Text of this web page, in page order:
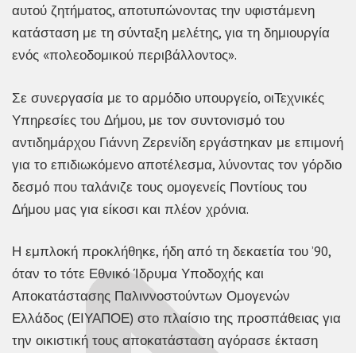
αυτού ζητήματος, αποτυπώνοντας την υφιστάμενη
κατάσταση με τη σύνταξη μελέτης, για τη δημιουργία
ενός «πολεοδομικού περιβάλλοντος».
Σε συνεργασία με το αρμόδιο υπουργείο, οιΤεχνικές
Υπηρεσίες του Δήμου, με τον συντονισμό του
αντιδημάρχου Γιάννη Ζερενίδη εργάστηκαν με επιμονή
για το επιδιωκόμενο αποτέλεσμα, λύνοντας τον γόρδιο
δεσμό που ταλάνιζε τους ομογενείς Ποντίους του
Δήμου μας για είκοσι και πλέον χρόνια.
Η εμπλοκή προκλήθηκε, ήδη από τη δεκαετία του ’90,
όταν το τότε Εθνικό Ίδρυμα Υποδοχής και
Αποκατάστασης Παλιννοστούντων Ομογενών
Ελλάδος (ΕΙΥΑΠΟΕ) στο πλαίσιο της προσπάθειας για
την οικιστική τους αποκατάσταση αγόρασε έκταση